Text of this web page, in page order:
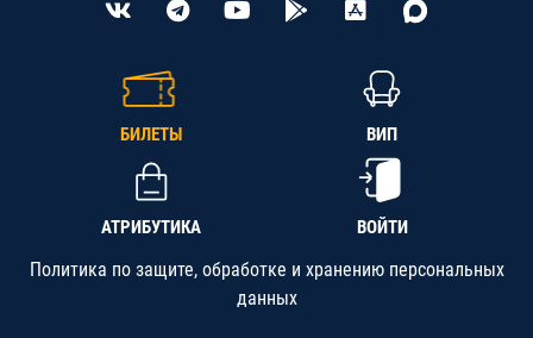
БИЛЕТЫ ВИП
АТРИБУТИКА ВОЙТИ
Политика по защите, обработке и хранению персональных
данных